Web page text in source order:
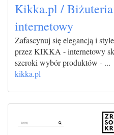
Kikka.pl /
internetowy
Zafascynuj się elegancją i
przez KIKKA - internetowy
szeroki wybór produktów - ...
kikka.pl